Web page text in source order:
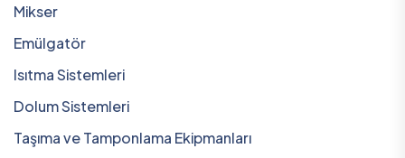
Mikser
Emülgatör
Isıtma Sistemleri
Dolum Sistemleri
Taşıma ve Tamponlama Ekipmanları